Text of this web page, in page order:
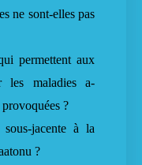
ne sont-elles pas
permettent aux
les maladies a-
?
jacente à la
?